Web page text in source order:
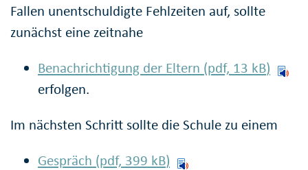
Fallen unentschuldigte Fehlzeiten auf, sollte
zunächst eine zeitnahe
Benachrichtigung der Eltern (pdf, 13 kB)
erfolgen.
Im nächsten Schritt sollte die Schule zu einem
Gespräch (pdf, 399 kB)